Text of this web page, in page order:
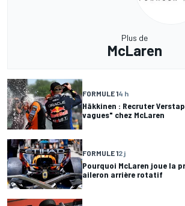
Plus de
McLaren
FORMULE 14 h
Häkkinen : Recruter
vagues" chez McLaren
FORMULE 12 j
Pourquoi McLaren joue la
aileron arrière rotatif